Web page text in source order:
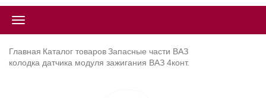
Главная Каталог товаровЗапасные части ВАЗ
колодка датчика модуля зажигания ВАЗ 4конт.